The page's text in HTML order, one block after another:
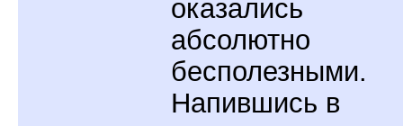
оказались
абсолютно
бесполезными.
Напившись в